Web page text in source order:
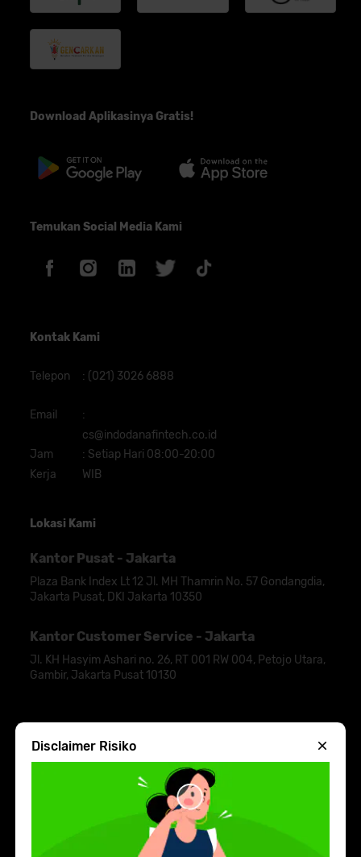
Download Aplikasinya Gratis!
Temukan Social Media Kami
Kontak Kami
Telepon : (021) 3026 6888
Email
:
cs@indodanafintech.co.id
Jam
Kerja
: Setiap Hari 08:00-20:00
WIB
Lokasi Kami
Kantor Pusat - Jakarta
Plaza Bank Index Lt 12 Jl. MH Thamrin No. 57 Gondangdia,
Jakarta Pusat, DKI Jakarta 10350
Kantor Customer Service - Jakarta
Jl. KH Hasyim Ashari no. 26, RT 001 RW 004, Petojo Utara,
Gambir, Jakarta Pusat 10130
2026 Indodana Fintech, All Rights Reserved.
Kami akan kirim link download aplikasi Indodana
Fintech ke smartphone Anda
Disclaimer Risiko